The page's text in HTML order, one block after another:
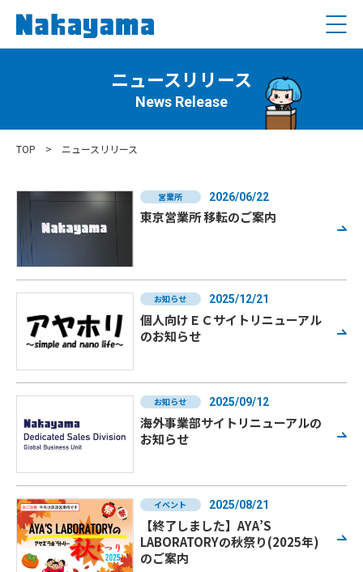
ニュースリリース
News Release
TOP > ニュースリリース
営業所 2026/06/22
東京営業所 移転のご案内
お知らせ 2025/12/21
個人向けＥＣサイトリニューアル
のお知らせ
お知らせ 2025/09/12
海外事業部サイトリニューアルの
お知らせ
イベント 2025/08/21
【終了しました】AYA’S
LABORATORYの秋祭り(2025年)
のご案内